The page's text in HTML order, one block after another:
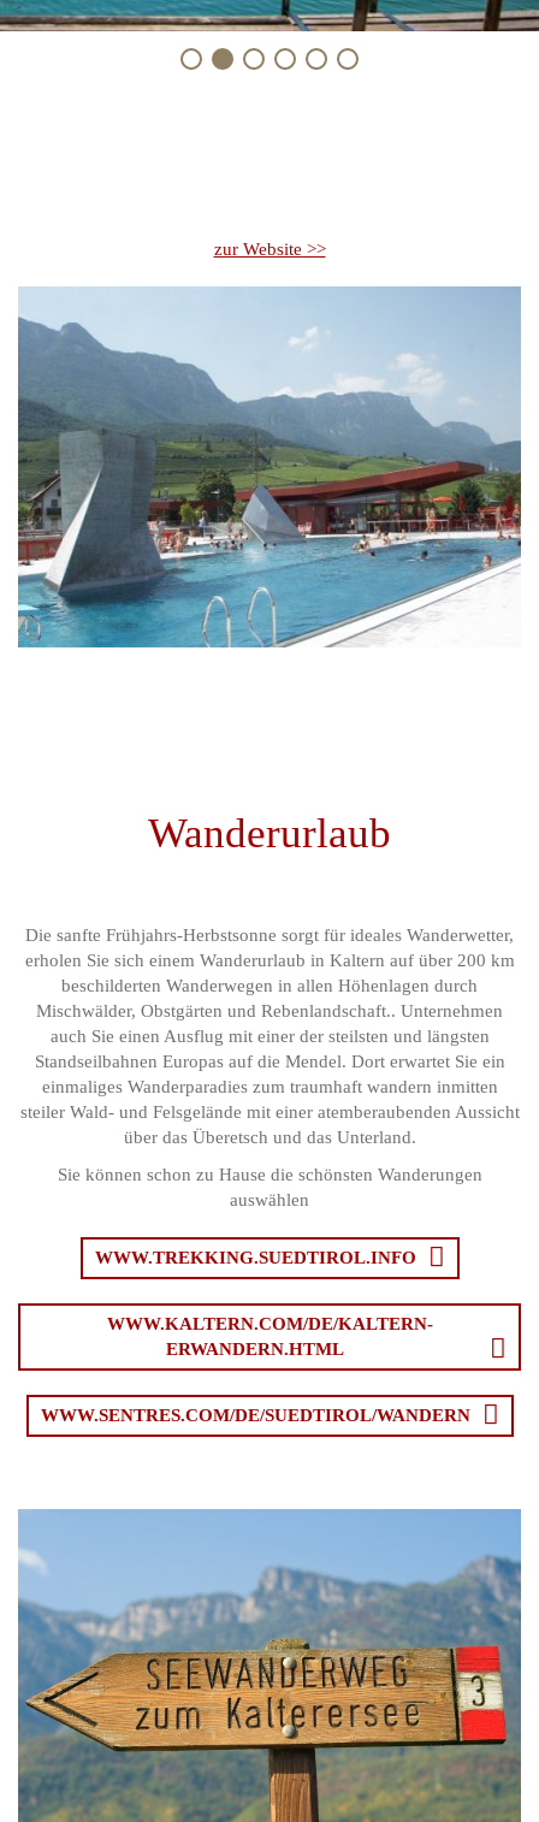
zur Website >>
Wanderurlaub
Die sanfte Frühjahrs-Herbstsonne sorgt für ideales Wanderwetter,
erholen Sie sich einem Wanderurlaub in Kaltern auf über 200 km
beschilderten Wanderwegen in allen Höhenlagen durch
Mischwälder, Obstgärten und Rebenlandschaft.. Unternehmen
auch Sie einen Ausflug mit einer der steilsten und längsten
Standseilbahnen Europas auf die Mendel. Dort erwartet Sie ein
einmaliges Wanderparadies zum traumhaft wandern inmitten
steiler Wald- und Felsgelände mit einer atemberaubenden Aussicht
über das Überetsch und das Unterland.
Sie können schon zu Hause die schönsten Wanderungen
auswählen
WWW.TREKKING.SUEDTIROL.INFO
WWW.KALTERN.COM/DE/KALTERN-
ERWANDERN.HTML
WWW.SENTRES.COM/DE/SUEDTIROL/WANDERN